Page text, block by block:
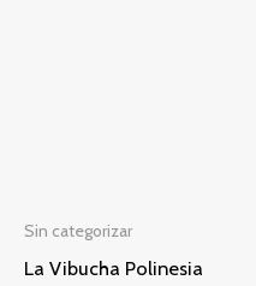
Sin categorizar
La Vibucha Polinesia